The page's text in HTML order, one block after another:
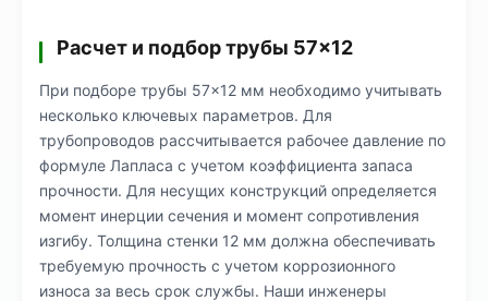
Расчет и подбор трубы 57×12
При подборе трубы 57×12 мм необходимо учитывать
несколько ключевых параметров. Для
трубопроводов рассчитывается рабочее давление по
формуле Лапласа с учетом коэффициента запаса
прочности. Для несущих конструкций определяется
момент инерции сечения и момент сопротивления
изгибу. Толщина стенки 12 мм должна обеспечивать
требуемую прочность с учетом коррозионного
износа за весь срок службы. Наши инженеры